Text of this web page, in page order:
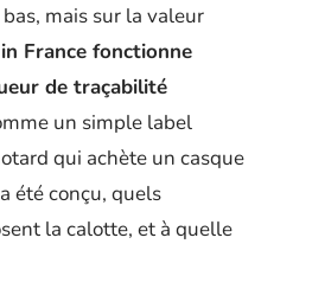
mais sur la valeur
France fonctionne
de traçabilité
un simple label
qui achète un casque
été conçu, quels
la calotte, et à quelle